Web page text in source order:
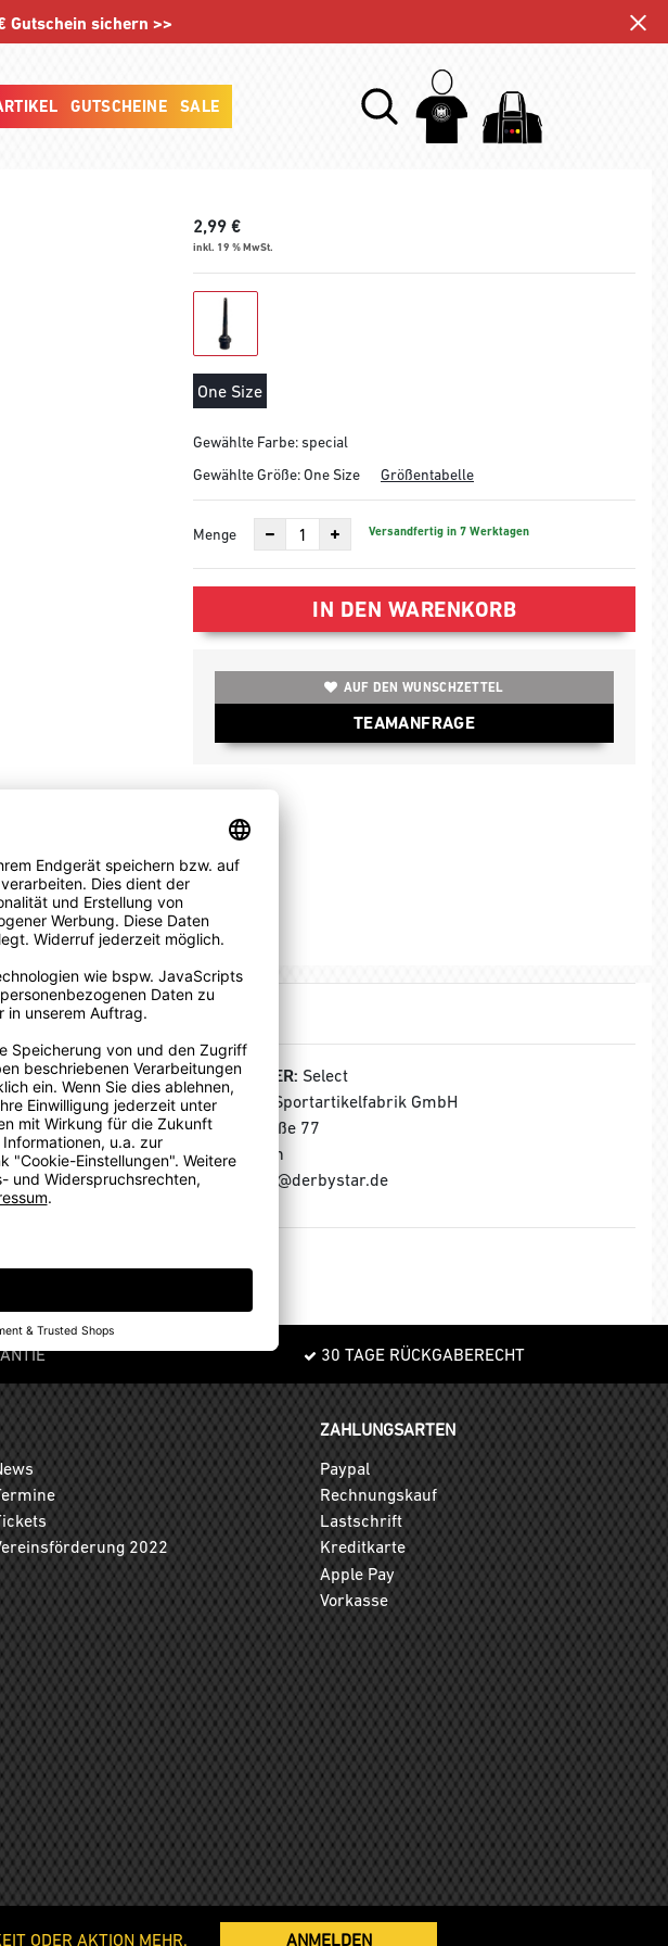
Gutschein sichern >>
GUTSCHEINE SALE
2,99 €
inkl. 19 % MwSt.
One Size
Gewählte Farbe: special
Gewählte Größe:One Size Größentabelle
Menge Versandfertig in 7 Werktagen
IN DEN WARENKORB
AUF DEN WUNSCHZETTEL
TEAMANFRAGE
HERSTELLER: Select
Derbystar Sportartikelfabrik GmbH
Klever Straße 77
47574 Goch
E-Mail: info@derbystar.de
30 TAGE RÜCKGABERECHT
2022
ZAHLUNGSARTEN
Paypal
Rechnungskauf
Lastschrift
Kreditkarte
Apple Pay
Vorkasse
ODER AKTION MEHR. ANMELDEN